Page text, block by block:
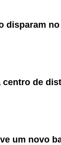
disparam
de
um novo